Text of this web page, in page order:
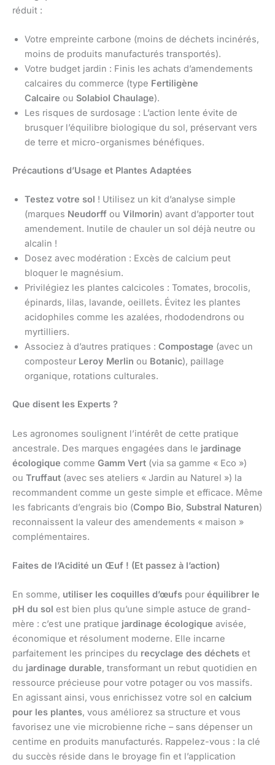
réduit :
Votre empreinte carbone (moins de déchets incinérés,
moins de produits manufacturés transportés).
Votre budget jardin : Finis les achats d’amendements
calcaires du commerce (type Fertiligène
Calcaire ou Solabiol Chaulage).
Les risques de surdosage : L’action lente évite de
brusquer l’équilibre biologique du sol, préservant vers
de terre et micro-organismes bénéfiques.
Précautions d’Usage et Plantes Adaptées
Testez votre sol ! Utilisez un kit d’analyse simple
(marques Neudorff ou Vilmorin) avant d’apporter tout
amendement. Inutile de chauler un sol déjà neutre ou
alcalin !
Dosez avec modération : Excès de calcium peut
bloquer le magnésium.
Privilégiez les plantes calcicoles : Tomates, brocolis,
épinards, lilas, lavande, oeillets. Évitez les plantes
acidophiles comme les azalées, rhododendrons ou
myrtilliers.
Associez à d’autres pratiques : Compostage (avec un
composteur Leroy Merlin ou Botanic), paillage
organique, rotations culturales.
Que disent les Experts ?
Les agronomes soulignent l’intérêt de cette pratique
ancestrale. Des marques engagées dans le jardinage
écologique comme Gamm Vert (via sa gamme « Eco »)
ou Truffaut (avec ses ateliers « Jardin au Naturel ») la
recommandent comme un geste simple et efficace. Même
les fabricants d’engrais bio (Compo Bio, Substral Naturen)
reconnaissent la valeur des amendements « maison »
complémentaires.
Faites de l’Acidité un Œuf ! (Et passez à l’action)
En somme, utiliser les coquilles d’œufs pour équilibrer le
pH du sol est bien plus qu’une simple astuce de grand-
mère : c’est une pratique jardinage écologique avisée,
économique et résolument moderne. Elle incarne
parfaitement les principes du recyclage des déchets et
du jardinage durable, transformant un rebut quotidien en
ressource précieuse pour votre potager ou vos massifs.
En agissant ainsi, vous enrichissez votre sol en calcium
pour les plantes, vous améliorez sa structure et vous
favorisez une vie microbienne riche – sans dépenser un
centime en produits manufacturés. Rappelez-vous : la clé
du succès réside dans le broyage fin et l’application